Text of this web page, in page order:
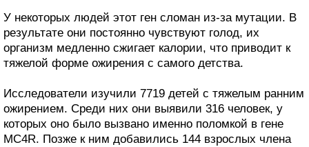
У некоторых людей этот ген сломан из-за мутации. В
результате они постоянно чувствуют голод, их
организм медленно сжигает калории, что приводит к
тяжелой форме ожирения с самого детства.
Исследователи изучили 7719 детей с тяжелым ранним
ожирением. Среди них они выявили 316 человек, у
которых оно было вызвано именно поломкой в гене
MC4R. Позже к ним добавились 144 взрослых члена